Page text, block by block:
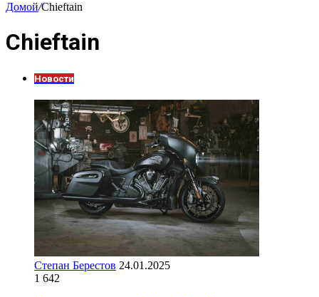
Домой/Chieftain
Chieftain
Новости
Степан Берестов 24.01.2025
1 642